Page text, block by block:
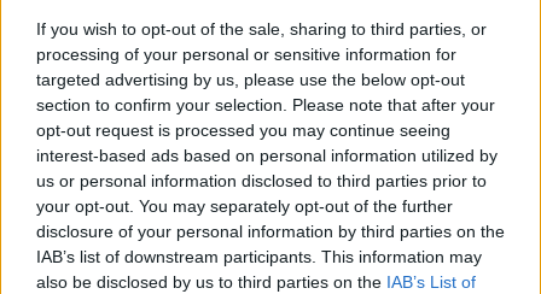
If you wish to opt-out of the sale, sharing to third parties, or
processing of your personal or sensitive information for
targeted advertising by us, please use the below opt-out
section to confirm your selection. Please note that after your
opt-out request is processed you may continue seeing
interest-based ads based on personal information utilized by
us or personal information disclosed to third parties prior to
your opt-out. You may separately opt-out of the further
disclosure of your personal information by third parties on the
IAB’s list of downstream participants. This information may
also be disclosed by us to third parties on the IAB’s List of
hosszabb, edukatív tartalmak írására. Témák
lehetnek például:
„Lakásvásárlási tippek első lakást keresőknek”
„Mi alapján válasszak ingatlanközvetítőt?”
„Lakáspiac helyzete 2025-ben”
Ezek a cikkek nemcsak forgalmat generálnak, hanem
bizalmat is építenek.